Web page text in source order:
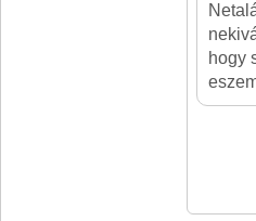
hogy